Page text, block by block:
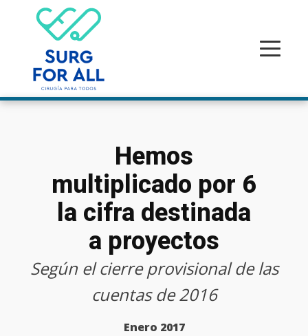
Hemos
multiplicado por 6
la cifra destinada
a proyectos
Según el cierre provisional de las
cuentas de 2016
Enero 2017